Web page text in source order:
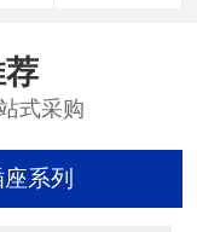
荐
式采购
系列